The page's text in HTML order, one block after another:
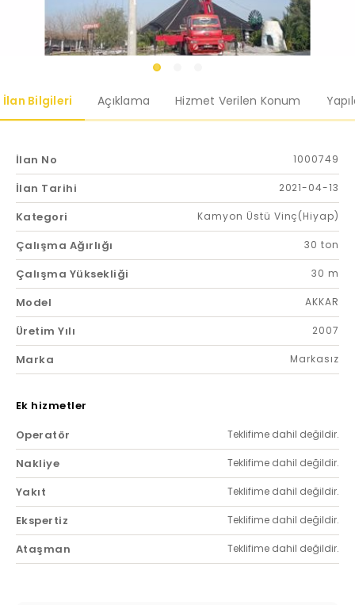
İlan Bilgileri Açıklama Hizmet Verilen Konum
İlan No 1000749
İlan Tarihi 2021-04-13
Kategori Kamyon Üstü Vinç(Hiyap)
Çalışma Ağırlığı 30 ton
Çalışma Yüksekliği 30 m
Model AKKAR
Üretim Yılı 2007
Marka Markasız
Ek hizmetler
Operatör
Teklifime dahil değildir.
Nakliye Teklifime dahil değildir.
Yakıt Teklifime dahil değildir.
Ekspertiz Teklifime dahil değildir.
Ataşman Teklifime dahil değildir.